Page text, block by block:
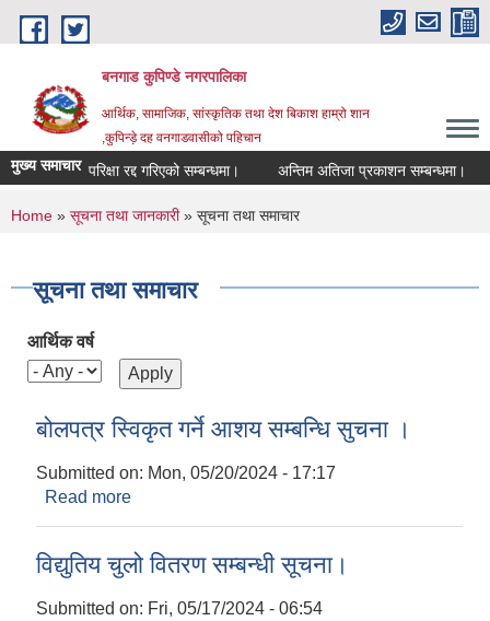
Skip to main content
बनगाड कुपिण्डे नगरपालिका
आर्थिक, सामाजिक, सांस्कृतिक तथा देश बिकाश हाम्रो शान
,कुपिन्ड़े दह वनगाडवासीको पहिचान
मुख्य समाचारपरिक्षा रद्द गरिएको सम्बन्धमा। अन्तिम अतिजा प्रकाशन सम्बन्धमा।
You are here
Home » सूचना तथा जानकारी» सूचना तथा समाचार
सूचना तथा समाचार
आर्थिक वर्ष
बोलपत्र स्विकृत गर्ने आशय सम्बन्धि सुचना ।
Submitted on: Mon, 05/20/2024 - 17:17
Read more
विद्युतिय चुलो वितरण सम्बन्धी सूचना।
Submitted on: Fri, 05/17/2024 - 06:54